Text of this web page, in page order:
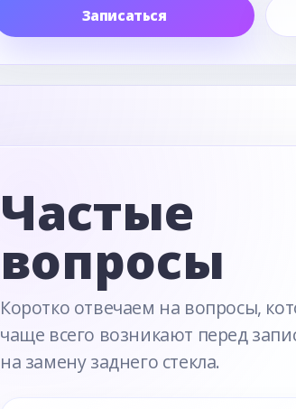
Записаться
Частые
вопросы
Коротко отвечаем на вопросы,
чаще всего возникают перед
на замену заднего стекла.